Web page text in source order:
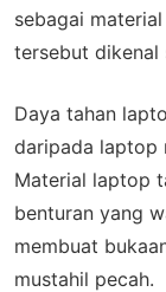
sebagai
tersebut dikenal
Daya tahan
daripada laptop
Material laptop
benturan yang
membuat
mustahil pecah.